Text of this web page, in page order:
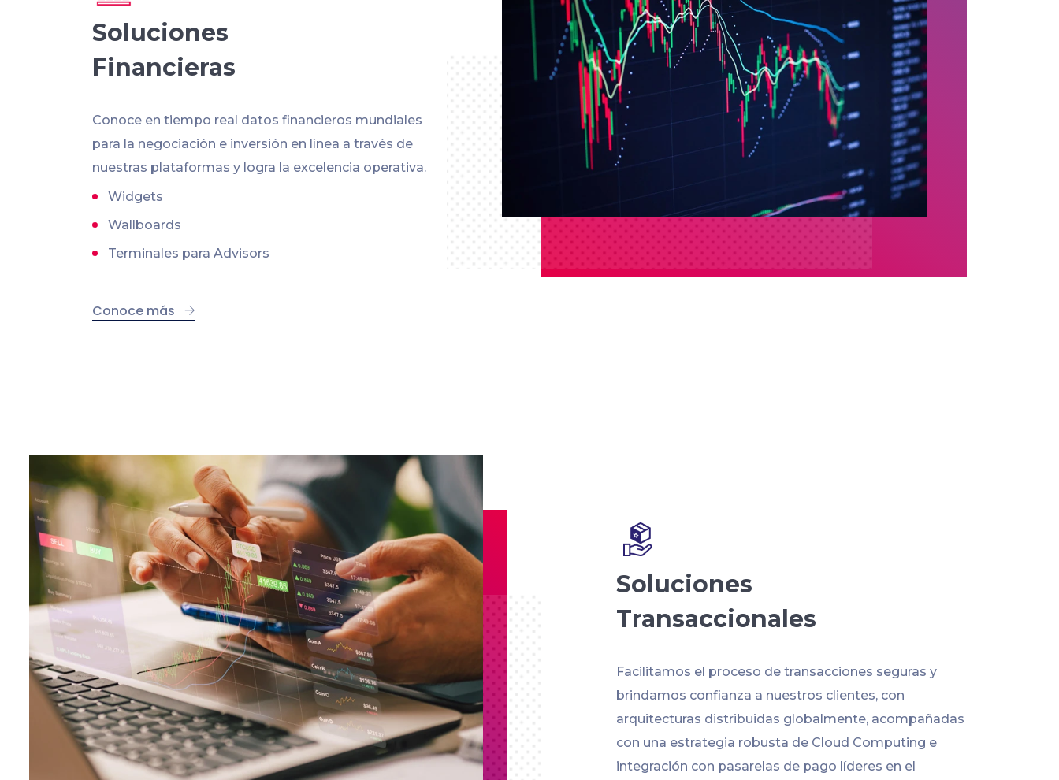
Soluciones
Financieras
Conoce en tiempo real datos financieros mundiales
para la negociación e inversión en línea a través de
nuestras plataformas y logra la excelencia operativa.
Widgets
Wallboards
Terminales para Advisors
Conoce más
Soluciones
Transaccionales
Facilitamos el proceso de transacciones seguras y
brindamos confianza a nuestros clientes, con
arquitecturas distribuidas globalmente, acompañadas
con una estrategia robusta de Cloud Computing e
integración con pasarelas de pago líderes en el